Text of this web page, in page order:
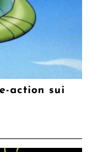
action sui